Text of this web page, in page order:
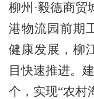
柳州 ·毅德商贸
港物流园前期
健康发展，柳
目快速推进。
个，实现“农村